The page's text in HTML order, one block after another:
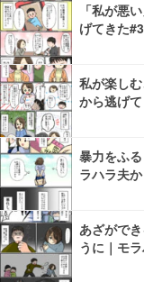
「私が悪
げてきた#3
私が楽し
から逃げ
暴力をふ
ラハラ夫
あざがで
うに｜モ